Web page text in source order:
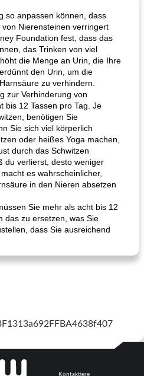
so anpassen können, dass
Nierensteinen verringert
Foundation fest, dass das
das Trinken von viel
die Menge an Urin, die Ihre
den Urin, um die
zu verhindern.
zur Verhinderung von
bis 12 Tassen pro Tag. Je
benötigen Sie
Sie sich viel körperlich
oder heißes Yoga machen,
durch das Schwitzen
du verlierst, desto weniger
es wahrscheinlicher,
in den Nieren absetzen
Sie mehr als acht bis 12
das zu ersetzen, was Sie
dass Sie ausreichend
Kontaktiere